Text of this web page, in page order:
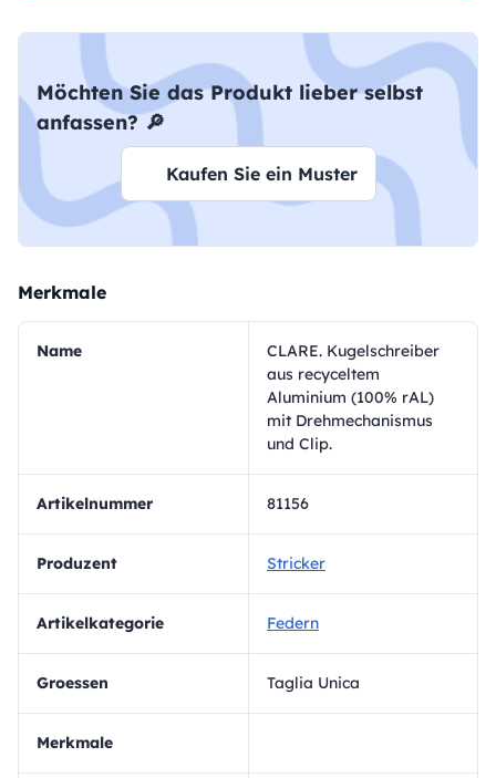
Möchten Sie das Produkt lieber selbst
anfassen? 🔎
Kaufen Sie ein Muster
Merkmale
Name
CLARE. Kugelschreiber
aus recyceltem
Aluminium (100% rAL)
mit Drehmechanismus
und Clip.
Artikelnummer 81156
Produzent Stricker
Artikelkategorie Federn
Groessen Taglia Unica
Merkmale